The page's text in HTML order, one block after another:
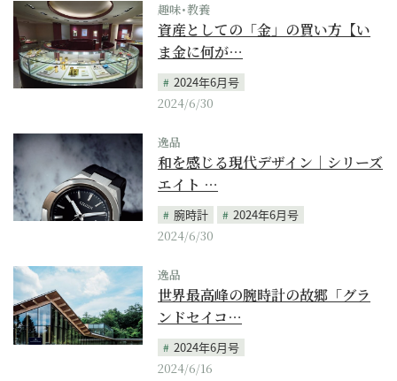
趣味･教養
資産としての「金」の買い方【い
ま金に何が…
2024年6月号
2024/6/30
逸品
和を感じる現代デザイン｜シリーズ
エイト …
腕時計
2024年6月号
2024/6/30
逸品
世界最高峰の腕時計の故郷「グラ
ンドセイコ…
2024年6月号
2024/6/16